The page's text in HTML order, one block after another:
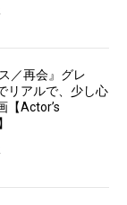
／再会』グレ
アルで、少し心
【Actor’s